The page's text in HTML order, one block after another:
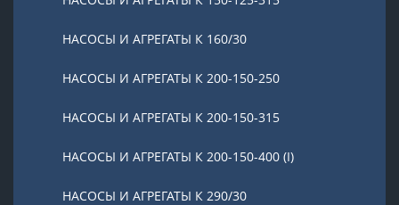
НАСОСЫ И АГРЕГАТЫ К 160/30
НАСОСЫ И АГРЕГАТЫ К 200-150-250
НАСОСЫ И АГРЕГАТЫ К 200-150-315
НАСОСЫ И АГРЕГАТЫ К 200-150-400 (I)
НАСОСЫ И АГРЕГАТЫ К 290/30